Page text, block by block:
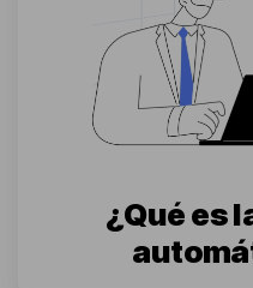
¿Qué es